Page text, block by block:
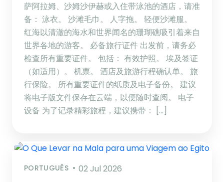
萨阿拉姆、沙姆沙伊赫或入住带泳池的酒店，请准
备： 泳衣。 沙滩毛巾。 人字拖。 轻便沙滩服。
红海以清澈的海水和世界闻名的珊瑚礁吸引着来自
世界各地的游客。 必备旅行证件 出发前，请务必
检查所有重要证件。 包括： 有效护照。 埃及签证
（如适用）。 机票。 酒店及旅游行程确认单。 旅
行保险。 所有重要证件的纸质及电子备份。 建议
将电子版文件保存在云端，以便随时查阅。 电子
设备 为了记录精彩旅程，建议携带： […]
PORTUGUÊS 02 Jul 2026